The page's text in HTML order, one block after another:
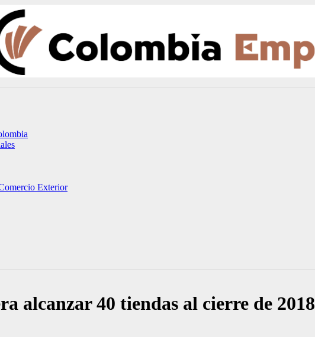
Exterior
alcanzar 40 tiendas al cierre de 2018